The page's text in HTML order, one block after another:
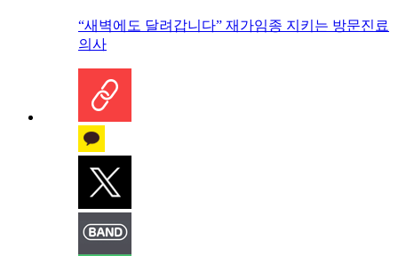
“새벽에도 달려갑니다” 재가임종 지키는 방문진료
의사